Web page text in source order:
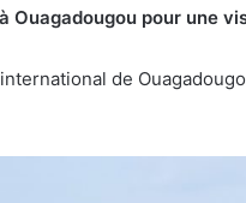
Ouagadougou pour une
de